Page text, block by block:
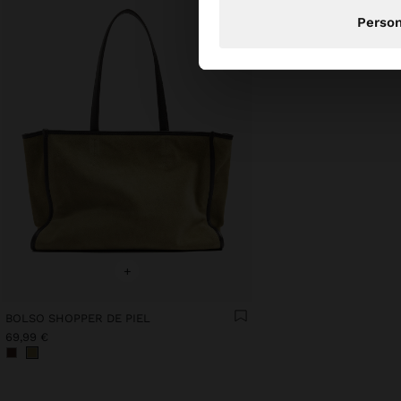
+
BOLSO SHOPPER DE PIEL
69,99 €